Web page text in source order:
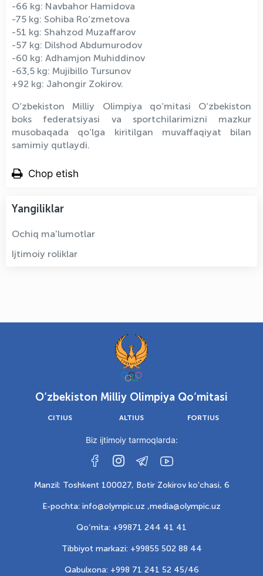
-66 kg: Navbahor Hamidova
-75 kg: Sohiba Ro‘zmetova
-51 kg: Shahzod Muzaffarov
-57 kg: Dilshod Abdumurodov
-60 kg: Adhamjon Muhiddinov
-63,5 kg: Mujibillo Tursunov
+92 kg: Jahongir Zokirov.
O‘zbekiston Milliy Olimpiya qo‘mitasi O‘zbekiston
boks federatsiyasi va sportchilarimizni mazkur
musobaqada qo‘lga kiritilgan muvaffaqiyat bilan
samimiy qutlaydi.
Chop etish
Yangiliklar
Ochiq ma'lumotlar
Ijtimoiy roliklar
O‘zbekiston Milliy Olimpiya Qo‘mitasi
CITIUS ALTIUS FORTIUS
Biz ijtimoiy tarmoqlarda:
Manzil: Toshkent 100027, Botir Zokirov ko'chasi, 6
E-pochta: info@olympic.uz ,media@olympic.uz
Qo‘mita: +99871 244 41 41
Tibbiyot markazi: +99855 502 88 44
Qabulxona: +998 71 241 52 45/46